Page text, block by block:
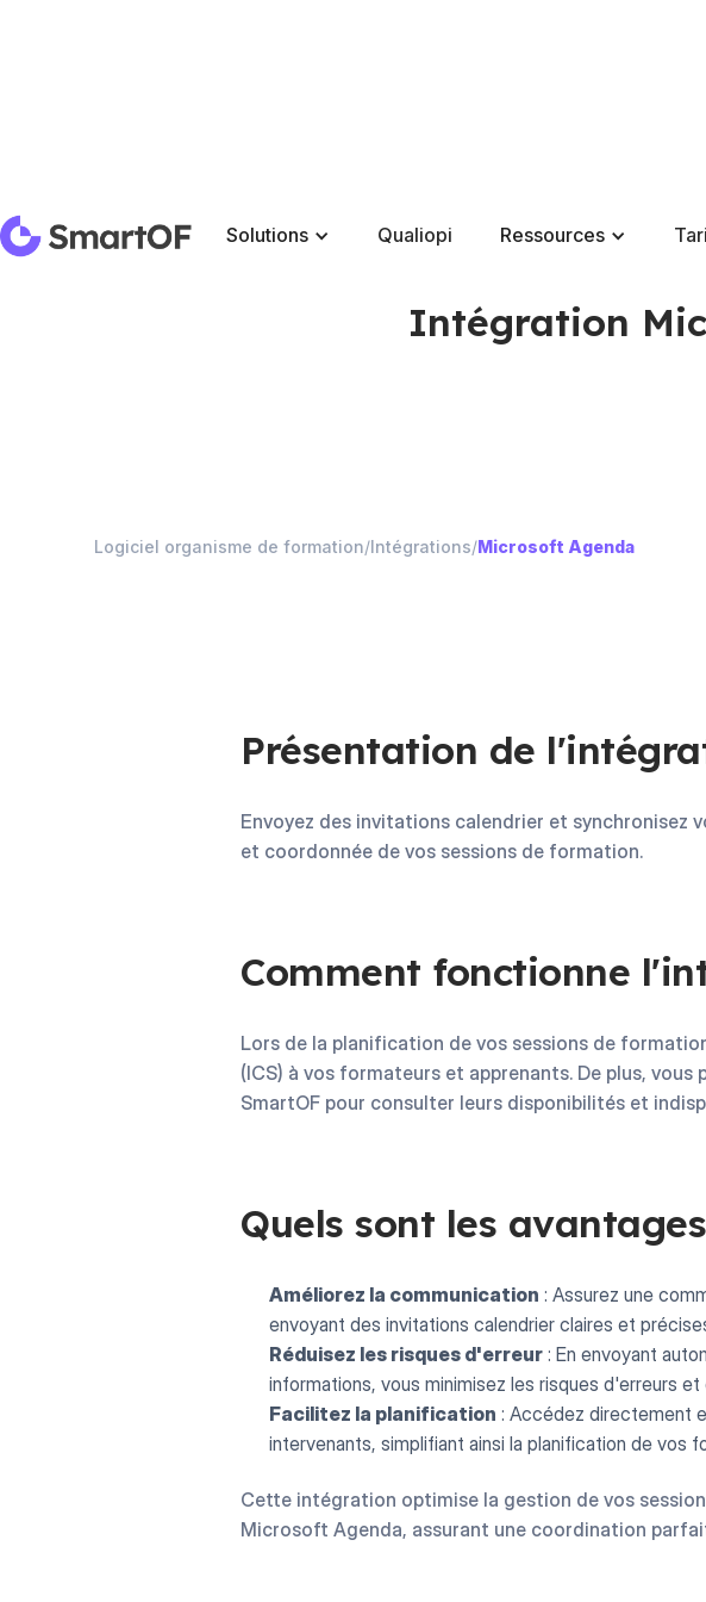
Solutions Qualiopi Ressources
Intégration
Logiciel organisme de formation/Intégrations/Microsoft Agenda
Présentation de
Envoyez des invitations calendrier et synchronisez
et coordonnée de vos sessions de formation.
Comment fonctionne
Lors de la planification de vos sessions de
(ICS) à vos formateurs et apprenants. De plus,
SmartOF pour consulter leurs disponibilités et
Quels sont les
Améliorez la communication : Assurez une
envoyant des invitations calendrier claires et
Réduisez les risques d'erreur : En envoyant
informations, vous minimisez les risques d'erreurs et
Facilitez la planification : Accédez directement
intervenants, simplifiant ainsi la planification de vos
Cette intégration optimise la gestion de vos
Microsoft Agenda, assurant une coordination